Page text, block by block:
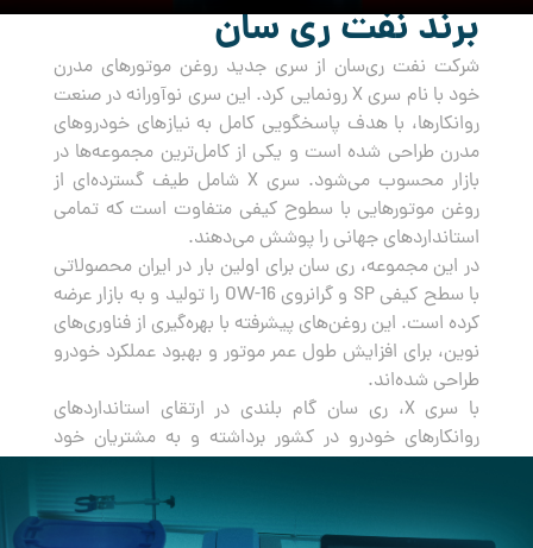
برند نفت ری سان
شرکت نفت ری‌سان از سری جدید روغن‌ موتورهای مدرن
خود با نام سری X رونمایی کرد. این سری نوآورانه در صنعت
روانکارها، با هدف پاسخگویی کامل به نیازهای خودروهای
مدرن طراحی شده است و یکی از کامل‌ترین مجموعه‌ها در
بازار محسوب می‌شود. سری X شامل طیف گسترده‌ای از
روغن‌ موتورهایی با سطوح کیفی متفاوت است که تمامی
استانداردهای جهانی را پوشش می‌دهند.
در این مجموعه، ری سان برای اولین بار در ایران محصولاتی
با سطح کیفی SP و گرانروی OW-16 را تولید و به بازار عرضه
کرده است. این روغن‌های پیشرفته با بهره‌گیری از فناوری‌های
نوین، برای افزایش طول عمر موتور و بهبود عملکرد خودرو
طراحی شده‌اند.
با سری X، ری سان گام بلندی در ارتقای استانداردهای
روانکارهای خودرو در کشور برداشته و به مشتریان خود